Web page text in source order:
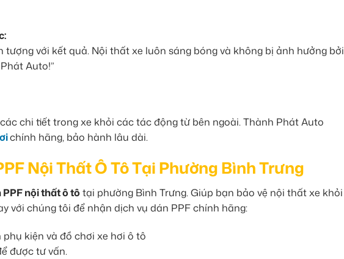
tượng với kết quả. Nội thất xe luôn sáng bóng và không bị ảnh hưởng bởi
Auto!”
chi tiết trong xe khỏi các tác động từ bên ngoài. Thành Phát Auto
chính hãng, bảo hành lâu dài.
Nội Thất Ô Tô Tại Phường Bình Trưng
PPF nội thất ô tô tại phường Bình Trưng. Giúp bạn bảo vệ nội thất xe khỏi
với chúng tôi để nhận dịch vụ dán PPF chính hãng:
được tư vấn.